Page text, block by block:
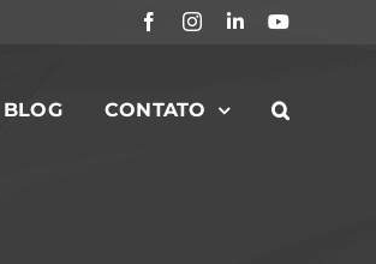
FacebookInstagram
LinkedInYouTube
BLOG CONTATO